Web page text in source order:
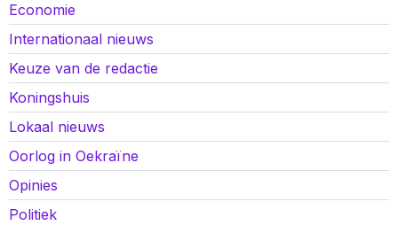
Economie
Internationaal nieuws
Keuze van de redactie
Koningshuis
Lokaal nieuws
Oorlog in Oekraïne
Opinies
Politiek